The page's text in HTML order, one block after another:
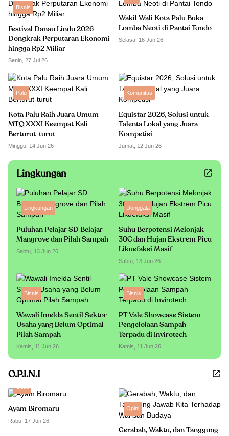
Bisnis
Festival Danau Lindu 2026
Dongkrak Perputaran Ekonomi
hingga Rp2 Miliar
Senin, 27 Jul 26
Wakil Wali Kota Palu Buka
Lomba Neoti di Pantai Tondo
Selasa, 16 Jun 26
Palu
Kota Palu Raih Juara Umum
MTQ XXXI Keempat Kali
Berturut-turut
Minggu, 14 Jun 26
Komunitas
Equistar 2026, Solusi untuk
Talenta Lokal yang Juara
Kompetisi
Jumat, 12 Jun 26
Lingkungan
Lingkungan
Puluhan Pelajar SD Belajar
Mangrove dan Pilah Sampah
Sabtu, 13 Jun 26
Donggala
Suhu Berpotensi Melonjak
30C dan Hujan Ekstrem Picu
Likuefaksi Masif
Sabtu, 13 Jun 26
Bisnis
Wawali Imelda Sentil Sektor
Usaha yang Belum Optimal
Pilah Sampah
Kamis, 11 Jun 26
Bisnis
PT Vale Showcase Sistem
Pengelolaan Sampah
Terpadu di Invirotech
Kamis, 11 Jun 26
O.P.I.N.I
Ayam Biromaru
Rabu, 17 Jun 26
Opini
Gerabah, Waktu, dan Tanggung